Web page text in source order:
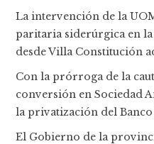
La intervención de la
paritaria siderúrgica en
desde Villa Constitución
Con la prórroga de la
conversión en Sociedad
la privatización del
El Gobierno de la